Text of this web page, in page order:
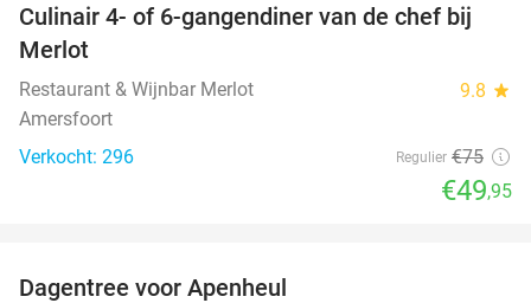
33%
Culinair 4- of 6-gangendiner van de chef bij
Merlot
Restaurant & Wijnbar Merlot 9.8 star
Amersfoort
Verkocht: 296
Regulier €75
€49,95
Dagentree voor Apenheul